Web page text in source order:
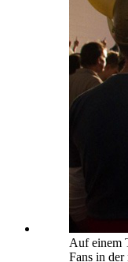
Auf einem
Fans in der